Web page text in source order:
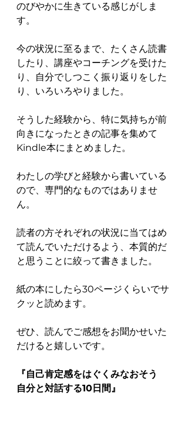
のびやかに生きている感じがしま
す。
今の状況に至るまで、たくさん読書
したり、講座やコーチングを受けた
り、自分でしつこく振り返りをした
り、いろいろやりました。
そうした経験から、特に気持ちが前
向きになったときの記事を集めて
Kindle本にまとめました。
わたしの学びと経験から書いている
ので、専門的なものではありませ
ん。
読者の方それぞれの状況に当てはめ
て読んでいただけるよう、本質的だ
と思うことに絞って書きました。
紙の本にしたら30ページくらいでサ
クッと読めます。
ぜひ、読んでご感想をお聞かせいた
だけると嬉しいです。
『自己肯定感をはぐくみなおそう
自分と対話する10日間』